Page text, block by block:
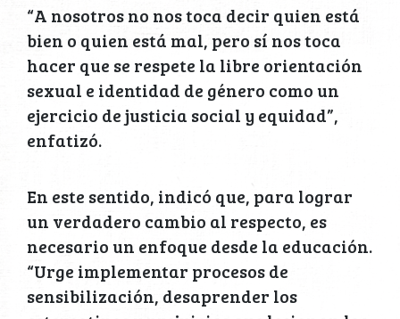
“A nosotros no nos toca decir quien está
bien o quien está mal, pero sí nos toca
hacer que se respete la libre orientación
sexual e identidad de género como un
ejercicio de justicia social y equidad”,
enfatizó.
En este sentido, indicó que, para lograr
un verdadero cambio al respecto, es
necesario un enfoque desde la educación.
“Urge implementar procesos de
sensibilización, desaprender los